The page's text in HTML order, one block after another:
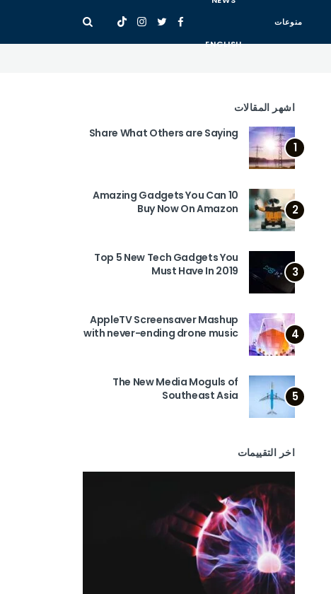
منوعات
ENGLISH
اشهر المقالات
1
Share What Others are Saying
2
10 Amazing Gadgets You Can
Buy Now On Amazon
3
Top 5 New Tech Gadgets You
Must Have In 2019
4
AppleTV Screensaver Mashup
with never-ending drone music
5
The New Media Moguls of
Southeast Asia
اخر التقييمات